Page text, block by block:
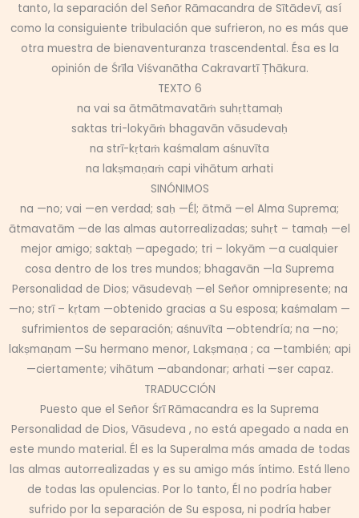
tanto, la separación del Señor Rāmacandra de Sītādevī, así
como la consiguiente tribulación que sufrieron, no es más que
otra muestra de bienaventuranza trascendental. Ésa es la
opinión de Śrīla Viśvanātha Cakravartī Ṭhākura.
TEXTO 6
na vai sa ātmātmavatāṁ suhṛttamaḥ
saktas tri-lokyāṁ bhagavān vāsudevaḥ
na strī-kṛtaṁ kaśmalam aśnuvīta
na lakṣmaṇaṁ capi vihātum arhati
SINÓNIMOS
na —no; vai —en verdad; saḥ —Él; ātmā —el Alma Suprema;
ātmavatām —de las almas autorrealizadas; suhṛt – tamaḥ —el
mejor amigo; saktaḥ —apegado; tri – lokyām —a cualquier
cosa dentro de los tres mundos; bhagavān —la Suprema
Personalidad de Dios; vāsudevaḥ —el Señor omnipresente; na
—no; strī – kṛtam —obtenido gracias a Su esposa; kaśmalam —
sufrimientos de separación; aśnuvīta —obtendría; na —no;
lakṣmaṇam —Su hermano menor, Lakṣmaṇa ; ca —también; api
—ciertamente; vihātum —abandonar; arhati —ser capaz.
TRADUCCIÓN
Puesto que el Señor Śrī Rāmacandra es la Suprema
Personalidad de Dios, Vāsudeva , no está apegado a nada en
este mundo material. Él es la Superalma más amada de todas
las almas autorrealizadas y es su amigo más íntimo. Está lleno
de todas las opulencias. Por lo tanto, Él no podría haber
sufrido por la separación de Su esposa, ni podría haber